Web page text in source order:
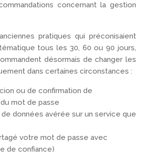
concernant la gestion
pratiques qui préconisaient
tous les 30, 60 ou 90 jours,
désormais de changer les
dans certaines circonstances :
ou de confirmation de
mot de passe
données avérée sur un service que
votre mot de passe avec
de confiance)